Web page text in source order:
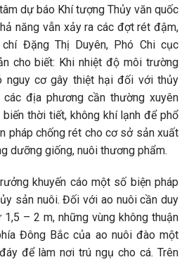
dự báo Khí tượng Thủy văn quốc
năng vẫn xảy ra các đợt rét đậm,
Đặng Thị Duyên, Phó Chi cục
cho biết: Khi nhiệt độ môi trường
nguy cơ gây thiệt hại đối với thủy
địa phương cần thường xuyên
thời tiết, không khí lạnh để phổ
pháp chống rét cho cơ sở sản xuất
dưỡng giống, nuôi thương phẩm.
khuyến cáo một số biện pháp
sản nuôi. Đối với ao nuôi cần duy
– 2 m, những vùng không thuận
Đông Bắc của ao nuôi đào một
để làm nơi trú ngụ cho cá. Trên